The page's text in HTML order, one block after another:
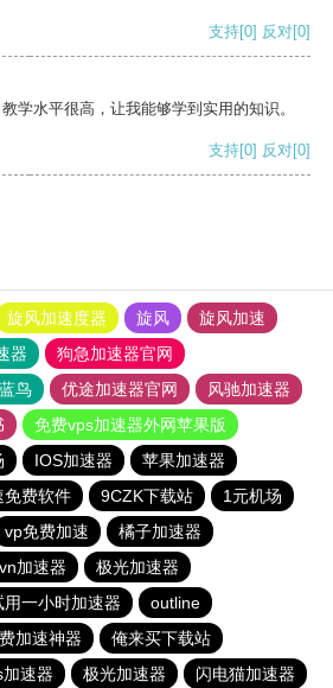
支持[0] 反对[0]
学水平很高，让我能够学到实用的知识。
支持[0] 反对[0]
旋风加速度器 旋风
旋风加速
器
狗急加速器官网
鸟 优途加速器官网
风驰加速器
免费vps加速器外网苹果版
IOS加速器
苹果加速器
免费软件 9CZK下载站
1元机场
vp免费加速
橘子加速器
加速器
极光加速器
用一小时加速器
outline
加速神器
俺来买下载站
加速器 极光加速器 闪电猫加速器